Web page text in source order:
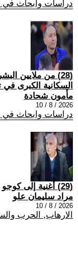
دراسات وابحاث في
(28) من ملايين
السكانية الكبرى في
مأمون شحادة
2026 / 8 / 10
دراسات وابحاث في
(29) أُغنية إلى كوجو
مراد سليمان علو
2026 / 8 / 10
الارهاب, الحرب